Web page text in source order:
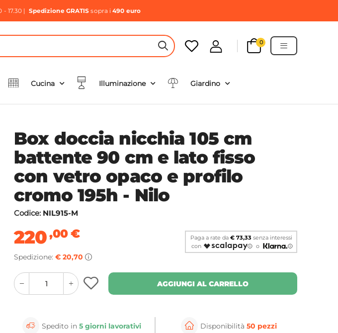
17.30 | Spedizione GRATIS sopra i490 euro
HEADER SEARCH BUTTON
0
Cucina Illuminazione Giardino
Box doccia nicchia 105 cm
battente 90 cm e lato fisso
con vetro opaco e profilo
cromo 195h - Nilo
Codice: NIL915-M
220,00€
Spedizione: € 20,70
Paga a rate da € 73,33 senza interessi
con
o
quantity
button
quantity
minus
button
AGGIUNGI AL CARRELLO
Spedito in5 giorni lavorativi Disponibilità 50 pezzi